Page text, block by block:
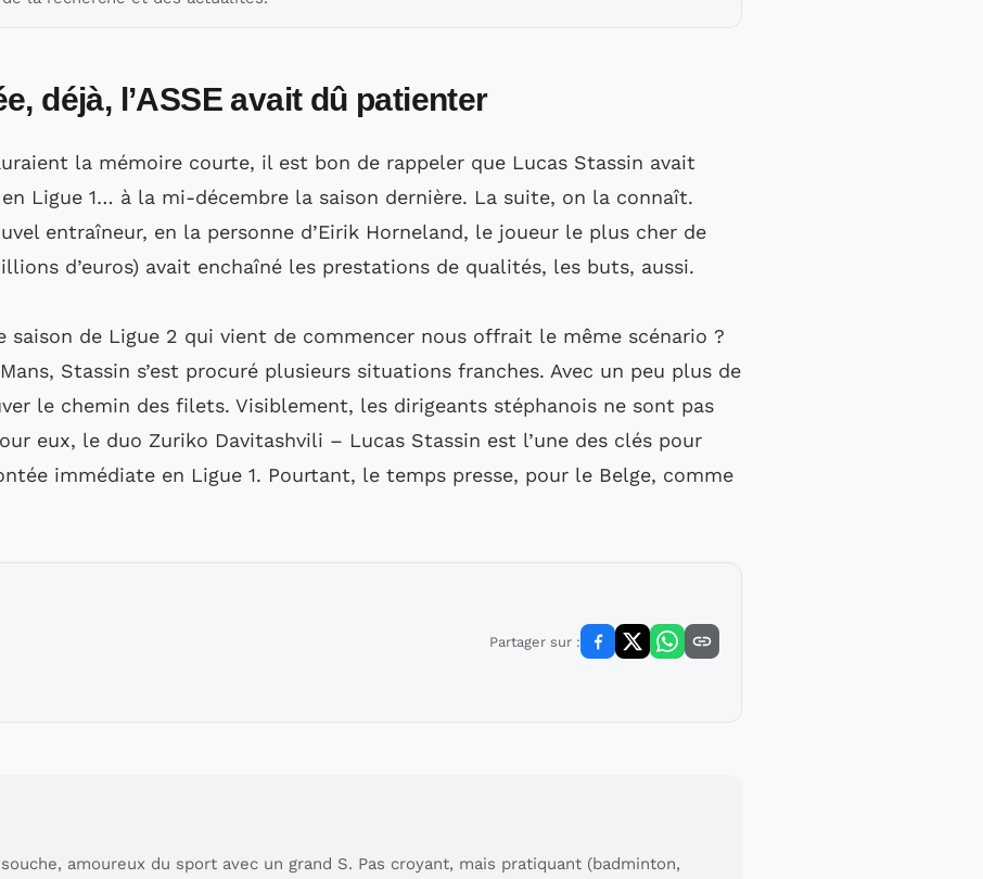
déjà, l’ASSE avait dû patienter
la mémoire courte, il est bon de rappeler que Lucas Stassin avait
Ligue 1… à la mi-décembre la saison dernière. La suite, on la connaît.
entraîneur, en la personne d’Eirik Horneland, le joueur le plus cher de
d’euros) avait enchaîné les prestations de qualités, les buts, aussi.
saison de Ligue 2 qui vient de commencer nous offrait le même scénario ?
Stassin s’est procuré plusieurs situations franches. Avec un peu plus de
le chemin des filets. Visiblement, les dirigeants stéphanois ne sont pas
eux, le duo Zuriko Davitashvili – Lucas Stassin est l’une des clés pour
immédiate en Ligue 1. Pourtant, le temps presse, pour le Belge, comme
Partager sur :
amoureux du sport avec un grand S. Pas croyant, mais pratiquant (badminton,